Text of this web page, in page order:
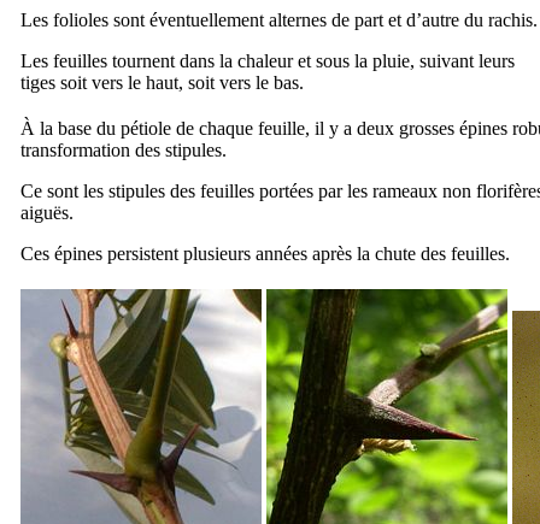
Les folioles sont éventuellement alternes de part et d’autre du rachis.
Les feuilles tournent dans la chaleur et sous la pluie, suivant leurs
tiges soit vers le haut, soit vers le bas.
À la base du pétiole de chaque feuille, il y a deux grosses épines
transformation des stipules.
Ce sont les stipules des feuilles portées par les rameaux non
aiguës.
Ces épines persistent plusieurs années après la chute des feuilles.